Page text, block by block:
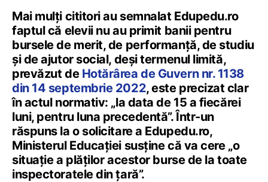
Mai mulți cititori au semnalat Edupedu.ro
faptul că elevii nu au primit banii pentru
bursele de merit, de performanță, de studiu
și de ajutor social, deși termenul limită,
prevăzut de Hotărârea de Guvern nr. 1138
din 14 septembrie 2022, este precizat clar
în actul normativ: „la data de 15 a fiecărei
luni, pentru luna precedentă”. Într-un
răspuns la o solicitare a Edupedu.ro,
Ministerul Educației susține că va cere „o
situație a plăților acestor burse de la toate
inspectoratele din țară”.